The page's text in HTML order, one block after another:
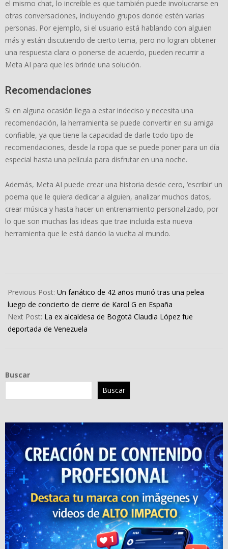
el mismo chat, lo increíble es que también puede involucrarse en
otras conversaciones, incluyendo grupos donde estén varias
personas. Por ejemplo, si el usuario está hablando con alguien
más y están discutiendo de cierto tema, pero no logran obtener
una respuesta clara o ponerse de acuerdo, pueden recurrir a
Meta AI para que les brinde una solución.
Recomendaciones
Si en alguna ocasión llega a estar indeciso y necesita una
recomendación, la herramienta se puede convertir en su amiga
confiable, ya que tiene la capacidad de darle todo tipo de
recomendaciones, desde la ropa que se puede poner para un día
especial hasta una película para disfrutar en una noche.
Además, Meta AI puede crear una historia desde cero, ‘escribir’ un
poema que le quiera dedicar a alguien, analizar muchos datos,
crear música y hasta hacer un entrenamiento personalizado, por
lo que son muchas las ideas que trae incluida esta nueva
herramienta que le está dando la vuelta al mundo.
07-
26
Previous Post: Un fanático de 42 años murió tras una pelea
luego de concierto de cierre de Karol G en España
Next Post: La ex alcaldesa de Bogotá Claudia López fue
deportada de Venezuela
Buscar
Buscar